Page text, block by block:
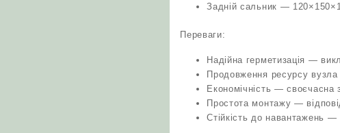
Задній сальник —
Переваги:
Надійна герметизація —
Продовження ресурсу
Економічність — своєчасна
Простота монтажу —
Стійкість до навантажень